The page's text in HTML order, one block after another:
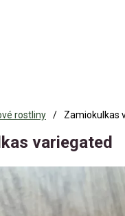
rostliny Zamiokulkas
variegated